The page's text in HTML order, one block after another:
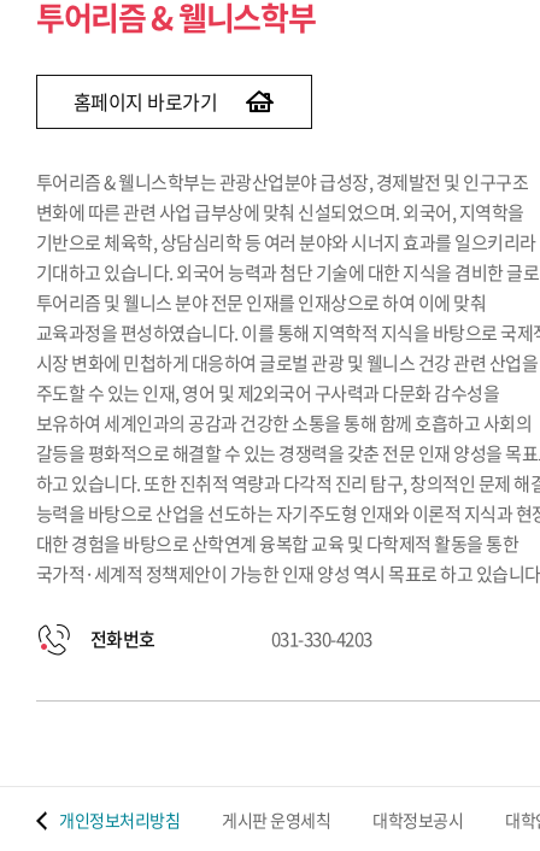
투어리즘 & 웰니스학부
홈페이지 바로가기
투어리즘 & 웰니스학부는 관광산업분야 급성장, 경제발전 및 인구구조
변화에 따른 관련 사업 급부상에 맞춰 신설되었으며. 외국어, 지역학을
기반으로 체육학, 상담심리학 등 여러 분야와 시너지 효과를 일으키리라
기대하고 있습니다. 외국어 능력과 첨단 기술에 대한 지식을 겸비한 글
투어리즘 및 웰니스 분야 전문 인재를 인재상으로 하여 이에 맞춰
교육과정을 편성하였습니다. 이를 통해 지역학적 지식을 바탕으로 국제
시장 변화에 민첩하게 대응하여 글로벌 관광 및 웰니스 건강 관련 산업을
주도할 수 있는 인재, 영어 및 제2외국어 구사력과 다문화 감수성을
보유하여 세계인과의 공감과 건강한 소통을 통해 함께 호흡하고 사회의
갈등을 평화적으로 해결할 수 있는 경쟁력을 갖춘 전문 인재 양성을 목
하고 있습니다. 또한 진취적 역량과 다각적 진리 탐구, 창의적인 문제 해
능력을 바탕으로 산업을 선도하는 자기주도형 인재와 이론적 지식과 현
대한 경험을 바탕으로 산학연계 융복합 교육 및 다학제적 활동을 통한
국가적·세계적 정책제안이 가능한 인재 양성 역시 목표로 하고 있습니
전화번호 031-330-4203
개인정보처리방침 게시판 운영세칙 대학정보공시 대